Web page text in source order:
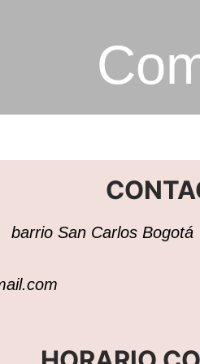
barrio San Carlos Bogotá